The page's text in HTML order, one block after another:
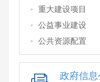
重大建设项目
公益事业建设
公共资源配置
政府信